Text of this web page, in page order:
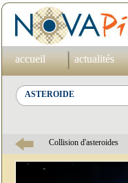
accueil actualités
Collision d'asteroides